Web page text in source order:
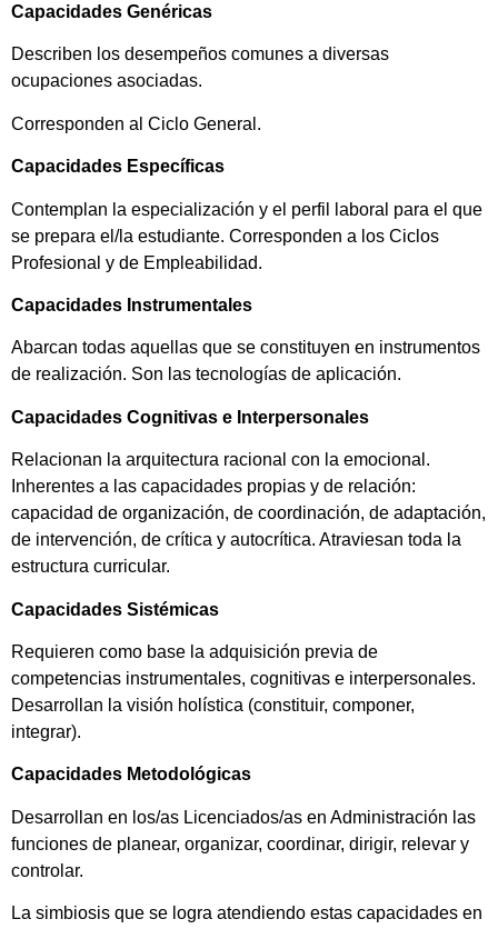
Capacidades Genéricas
Describen los desempeños comunes a diversas
ocupaciones asociadas.
Corresponden al Ciclo General.
Capacidades Específicas
Contemplan la especialización y el perfil laboral para el que
se prepara el/la estudiante. Corresponden a los Ciclos
Profesional y de Empleabilidad.
Capacidades Instrumentales
Abarcan todas aquellas que se constituyen en instrumentos
de realización. Son las tecnologías de aplicación.
Capacidades Cognitivas e Interpersonales
Relacionan la arquitectura racional con la emocional.
Inherentes a las capacidades propias y de relación:
capacidad de organización, de coordinación, de adaptación,
de intervención, de crítica y autocrítica. Atraviesan toda la
estructura curricular.
Capacidades Sistémicas
Requieren como base la adquisición previa de
competencias instrumentales, cognitivas e interpersonales.
Desarrollan la visión holística (constituir, componer,
integrar).
Capacidades Metodológicas
Desarrollan en los/as Licenciados/as en Administración las
funciones de planear, organizar, coordinar, dirigir, relevar y
controlar.
La simbiosis que se logra atendiendo estas capacidades en